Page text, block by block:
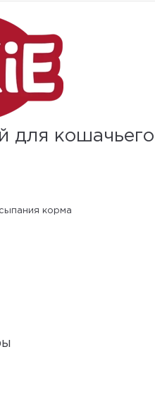
для кошачьего
корма